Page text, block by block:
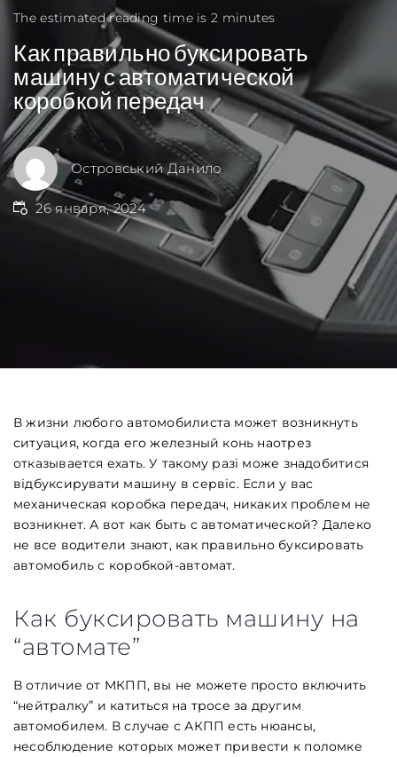
The estimated reading time is 2 minutes
Как правильно буксировать
машину с автоматической
коробкой передач
Островський Данило
26 января, 2024
В жизни любого автомобилиста может возникнуть
ситуация, когда его железный конь наотрез
отказывается ехать. У такому разі може знадобитися
відбуксирувати машину в сервіс. Если у вас
механическая коробка передач, никаких проблем не
возникнет. А вот как быть с автоматической? Далеко
не все водители знают, как правильно буксировать
автомобиль с коробкой-автомат.
Как буксировать машину на
“автомате”
В отличие от МКПП, вы не можете просто включить
“нейтралку” и катиться на тросе за другим
автомобилем. В случае с АКПП есть нюансы,
несоблюдение которых может привести к поломке